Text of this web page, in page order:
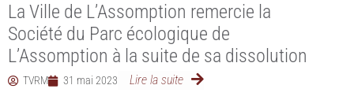
La Ville de L’Assomption remercie la
Société du Parc écologique de
L’Assomption à la suite de sa dissolution
TVRM 31 mai 2023 Lire la suite